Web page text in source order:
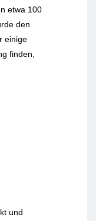
etwa 100
den
einige
finden,
und